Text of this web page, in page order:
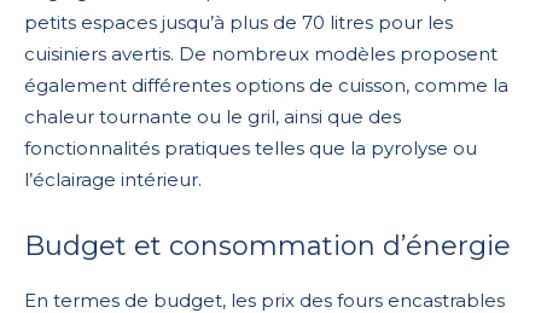
petits espaces jusqu’à plus de 70 litres pour les
cuisiniers avertis. De nombreux modèles proposent
également différentes options de cuisson, comme la
chaleur tournante ou le gril, ainsi que des
fonctionnalités pratiques telles que la pyrolyse ou
l’éclairage intérieur.
Budget et consommation d’énergie
En termes de budget, les prix des fours encastrables